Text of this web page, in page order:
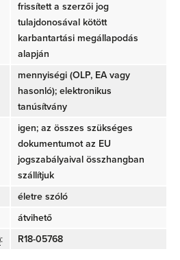
frissített a szerzői jog
tulajdonosával kötött
karbantartási megállapodás
alapján
mennyiségi (OLP, EA vagy
hasonló); elektronikus
tanúsítvány
igen; az összes szükséges
dokumentumot az EU
jogszabályaival összhangban
szállítjuk
életre szóló
átvihető
: R18-05768